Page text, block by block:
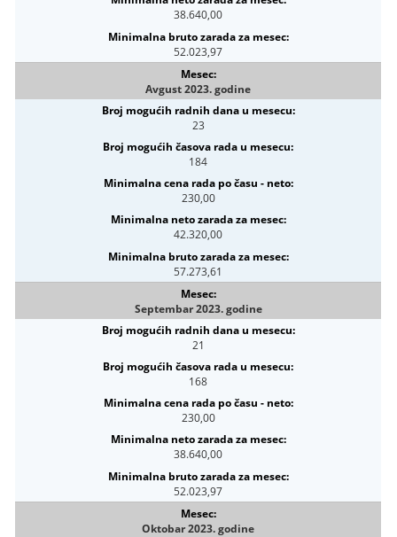
38.640,00
52.023,97
Avgust 2023. godine
23
184
230,00
42.320,00
57.273,61
Septembar 2023. godine
21
168
230,00
38.640,00
52.023,97
Oktobar 2023. godine